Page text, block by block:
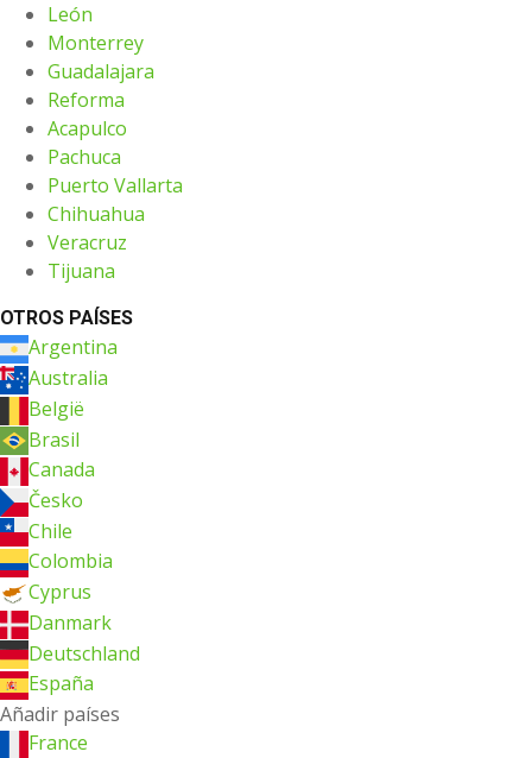
León
Monterrey
Guadalajara
Reforma
Acapulco
Pachuca
Puerto Vallarta
Chihuahua
Veracruz
Tijuana
OTROS PAÍSES
Argentina
Australia
België
Brasil
Canada
Česko
Chile
Colombia
Cyprus
Danmark
Deutschland
España
Añadir países
France